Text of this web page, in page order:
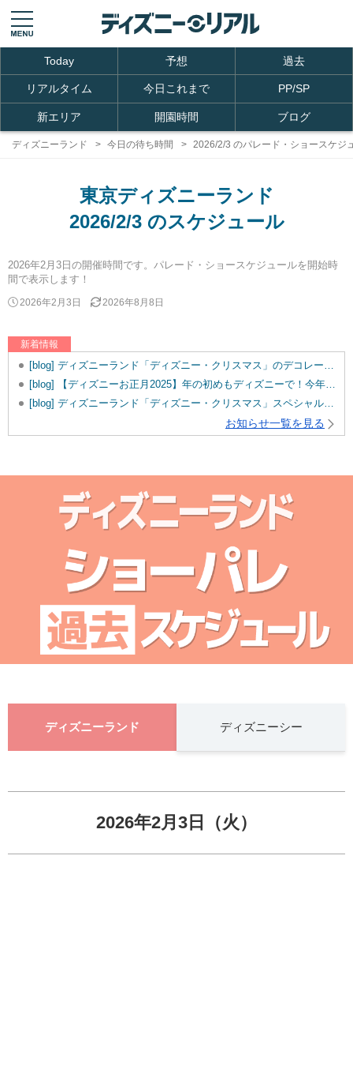
Today 予想 過去
リアルタイム 今日これまで PP/SP
新エリア 開園時間 ブログ
ディズニーランド 今日の待ち時間 2026/2/3 のパレード・ショースケジ
東京ディズニーランド
2026/2/3 のスケジュール
2026年2月3日の開催時間です。パレード・ショースケジュールを開始時
間で表示します！
2026年2月3日 2026年8月8日
新着情報
[blog] ディズニーランド「ディズニー・クリスマス」のデコレーションをご紹介！
[blog] 【ディズニーお正月2025】年の初めもディズニーで！今年のお正月イベント内容は？
[blog] ディズニーランド「ディズニー・クリスマス」スペシャルメニューをご紹介♪
お知らせ一覧を見る
ディズニーランド ディズニーシー
2026年2月3日（火）